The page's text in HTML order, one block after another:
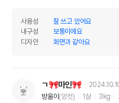
사용성
잘 쓰고 있어요
내구성
보통이에요
디자인
화면과 같아요
ㄱ🎀마인🎀
방울이(암컷) 1살 3kg